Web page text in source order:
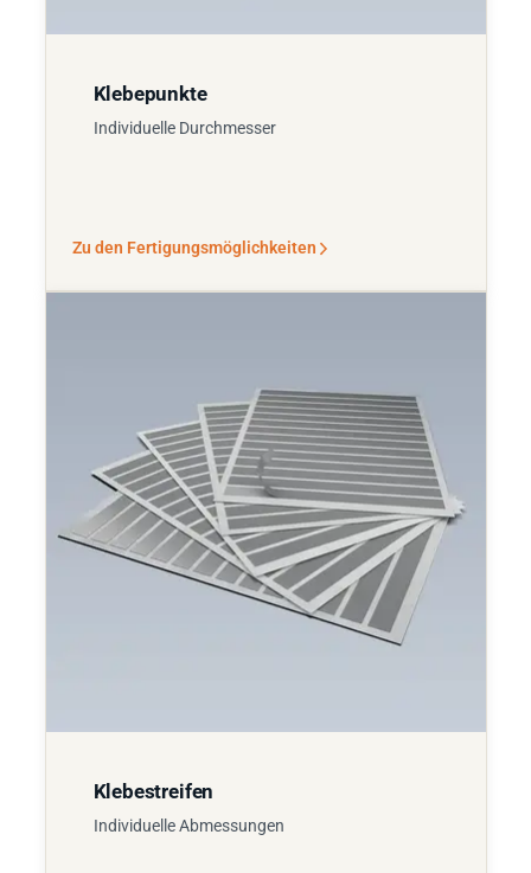
Klebepunkte
Individuelle Durchmesser
Zu den Fertigungsmöglichkeiten
Klebestreifen
Individuelle Abmessungen